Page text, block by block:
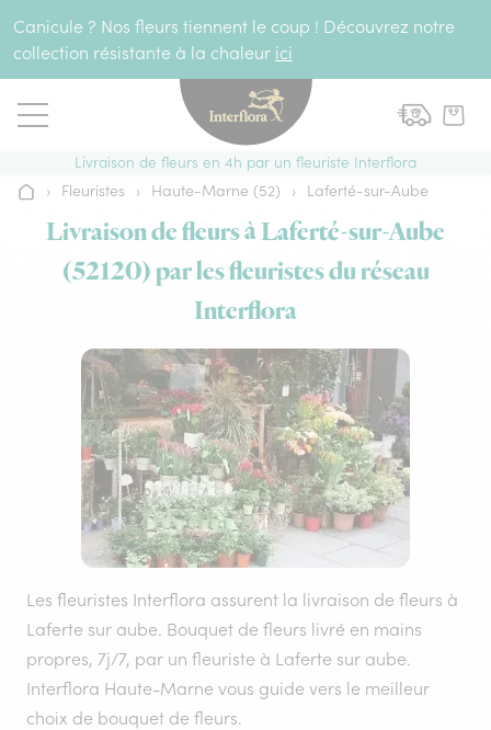
Canicule ? Nos fleurs tiennent le coup ! Découvrez notre
collection résistante à la chaleur ici
Livraison de fleurs en 4h par un fleuriste Interflora
Accueil
› Fleuristes › Haute-Marne (52) › Laferté-sur-Aube
Livraison de fleurs à Laferté-sur-Aube
(52120) par les fleuristes du réseau
Interflora
Les fleuristes Interflora assurent la livraison de fleurs à
Laferte sur aube. Bouquet de fleurs livré en mains
propres, 7j/7, par un fleuriste à Laferte sur aube.
Interflora Haute-Marne vous guide vers le meilleur
choix de bouquet de fleurs.